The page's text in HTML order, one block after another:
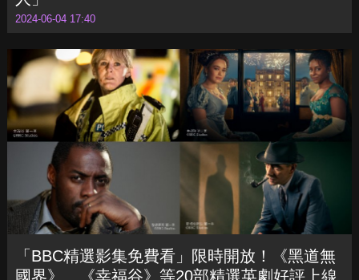
布萊德彼特走入表演界靠脫衣舞者？Global
Trekker人物誌揭開湯姆漢克斯私下「超內向I
人」
2024-06-04 17:40